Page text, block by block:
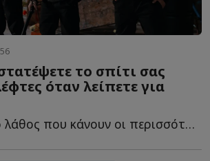
το σπίτι σας
όταν λείπετε για
Το μεγαλύτερο λάθος που κάνουν οι περισσότεροι και τ...